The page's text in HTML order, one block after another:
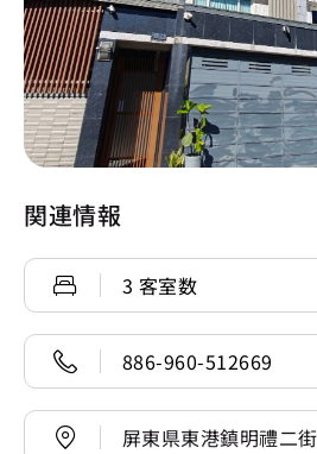
関連情報
3 客室数
886-960-512669
屏東県東港鎮明禮二